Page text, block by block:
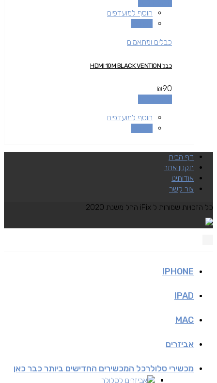
הוסף למועדפים
כבלים ומתאמים
כבל HDMI 10M BLACK VENTION
₪90
הוסף למועדפים
דף הבית
תקנון אתר
אודותינו
צור קשר
כל הזכויות שמורות ל iFix החל משנת 2020
IPHONE
IPAD
MAC
אביזרים
אביזרים לסלולר
מכשירי סלולרכל המכשירים החדישים ביותר כבר כאן